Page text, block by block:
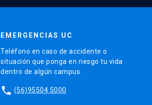
EMERGENCIAS UC
Teléfono en caso de accidente o
situación que ponga en riesgo tu vida
dentro de algún campus.
phone (56)95504 5000